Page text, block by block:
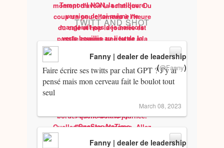
TWITT AND SHOT
Faire écrire ses twitts par chat GPT ? J’y ai
pensé mais mon cerveau fait le boulot tout
seul
Fanny | dealer de leadership
(@Fanny)
March 08, 2023
Fanny | dealer de leadership